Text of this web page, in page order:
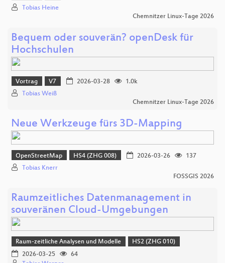
Tobias Heine
Chemnitzer Linux-Tage 2026
Bequem oder souverän? openDesk für
Hochschulen
Vortrag V7 2026-03-28
1.0k
Tobias Weiß
Chemnitzer Linux-Tage 2026
Neue Werkzeuge fürs 3D-Mapping
OpenStreetMap HS4 (ZHG 008) 2026-03-26
137
Tobias Knerr
FOSSGIS 2026
Raumzeitliches Datenmanagement in
souveränen Cloud-Umgebungen
Raum-zeitliche Analysen und Modelle
HS2 (ZHG 010)
2026-03-25
64